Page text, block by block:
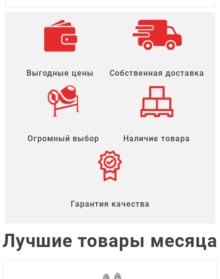
Выгодные цены Собственная доставка
Огромный выбор Наличие товара
Гарантия качества
Лучшие товары месяца